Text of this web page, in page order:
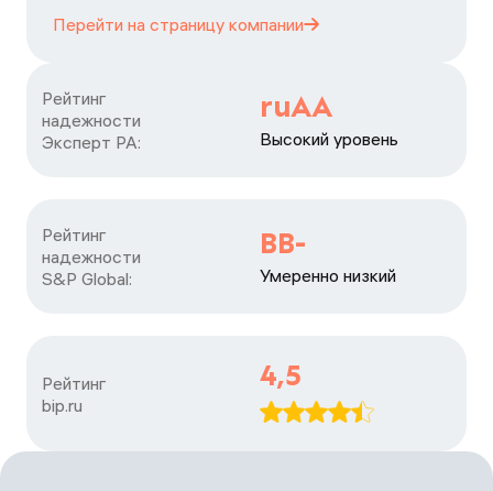
Перейти на страницу компании
Рейтинг
надежности
Эксперт РА:
ruAA
Высокий уровень
Рейтинг
надежности
S&P Global:
BB-
Умеренно низкий
Рейтинг
bip.ru
4,5